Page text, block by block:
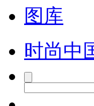
图库
时尚中